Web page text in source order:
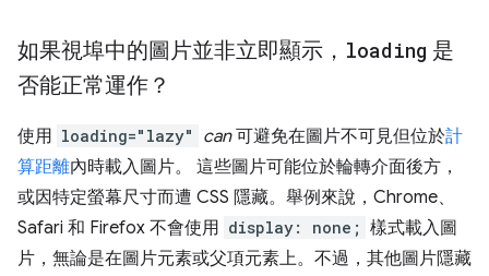
如果視埠中的圖片並非立即顯示， loading 是
否能正常運作？
使用 loading="lazy" can可避免在圖片不可見但位於計
算距離內時載入圖片。 這些圖片可能位於輪轉介面後方，
或因特定螢幕尺寸而遭 CSS 隱藏。舉例來說，Chrome、
Safari 和 Firefox 不會使用 display: none; 樣式載入圖
片，無論是在圖片元素或父項元素上。不過，其他圖片隱藏